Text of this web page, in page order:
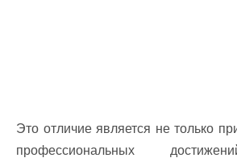
Это отличие является не только
профессиональных